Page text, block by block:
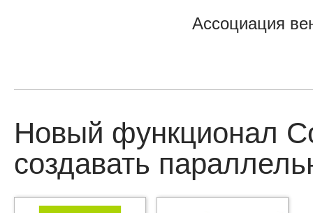
Ассоциация
Новый функционал
создавать